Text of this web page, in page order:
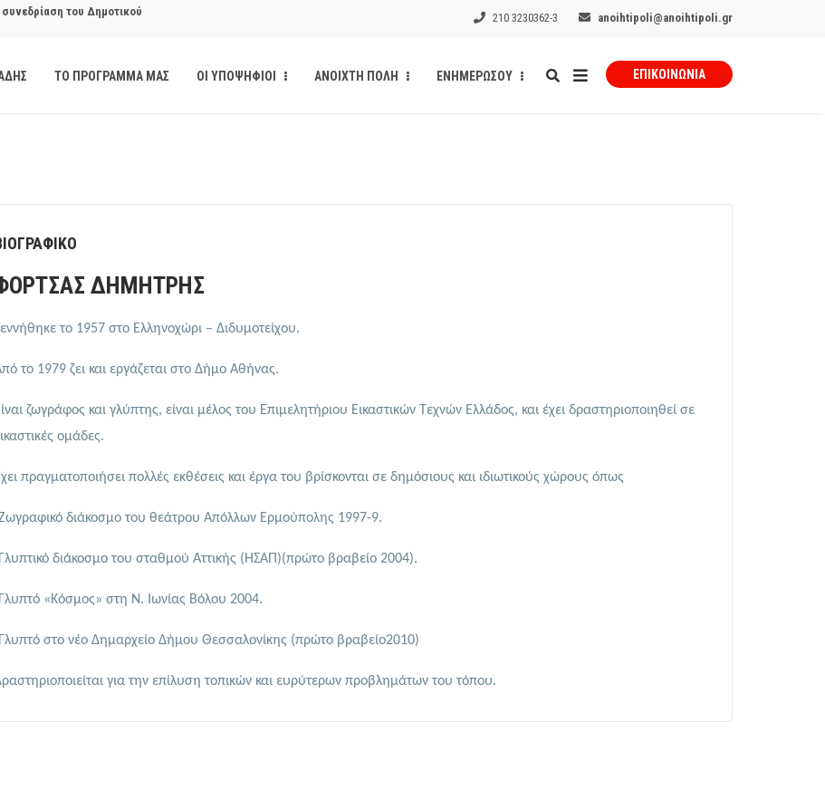
των «σπιτιών
δημοσιότητα το αίσθημα
του Δημοτικού
210 3230362-3 anoihtipoli@anoihtipoli.gr
ΤΟ ΠΡΟΓΡΑΜΜΑ ΜΑΣ ΟΙ ΥΠΟΨΗΦΙΟΙ ΑΝΟΙΧΤΗ ΠΟΛΗ ΕΝΗΜΕΡΩΣΟΥ ΕΠΙΚΟΙΝΩΝΊΑ
ΔΗΜΗΤΡΗΣ
Γεννήθηκε το 1957 στο Ελληνοχώρι – Διδυμοτείχου.
το 1979 ζει και εργάζεται στο Δήμο Αθήνας.
ζωγράφος και γλύπτης, είναι μέλος του Επιμελητήριου Εικαστικών Τεχνών Ελλάδος, και έχει δραστηριοποιηθεί σε
ομάδες.
πραγματοποιήσει πολλές εκθέσεις και έργα του βρίσκονται σε δημόσιους και ιδιωτικούς χώρους όπως
διάκοσμο του θεάτρου Απόλλων Ερμούπολης 1997-9.
διάκοσμο του σταθμού Αττικής (ΗΣΑΠ)(πρώτο βραβείο 2004).
«Κόσμος» στη Ν. Ιωνίας Βόλου 2004.
στο νέο Δημαρχείο Δήμου Θεσσαλονίκης (πρώτο βραβείο2010)
για την επίλυση τοπικών και ευρύτερων προβλημάτων του τόπου.